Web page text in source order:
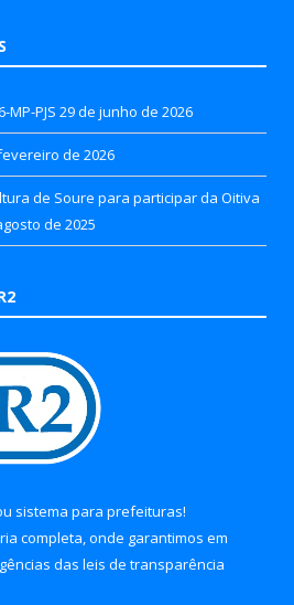
MP-PJS 29 de junho de 2026
de 2026
de Soure para participar da Oitiva
de 2025
sistema para prefeituras!
completa, onde garantimos em
das leis de transparência